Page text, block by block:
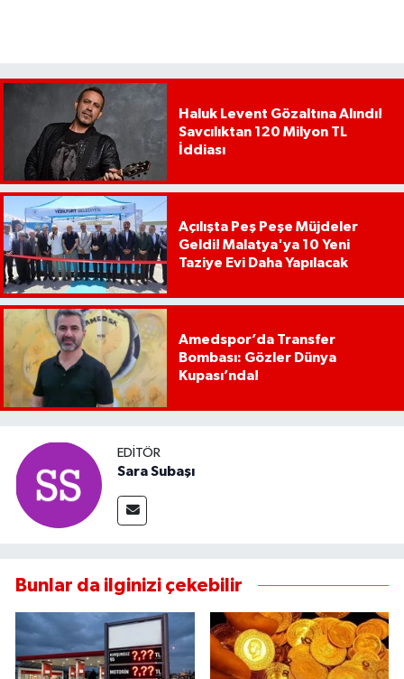
Haluk Levent Gözaltına Alındı!
Savcılıktan 120 Milyon TL
İddiası
Açılışta Peş Peşe Müjdeler
Geldi! Malatya'ya 10 Yeni
Taziye Evi Daha Yapılacak
Amedspor’da Transfer
Bombası: Gözler Dünya
Kupası’nda!
EDITÖR
Sara Subaşı
Bunlar da ilginizi çekebilir